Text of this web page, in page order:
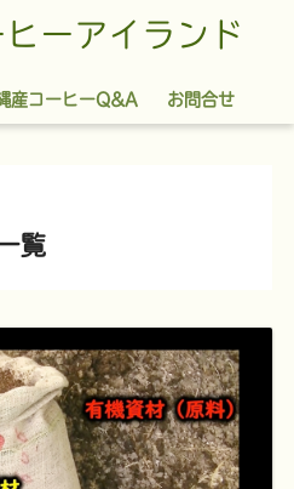
ーアイランド
産コーヒーQ&A お問合せ
覧